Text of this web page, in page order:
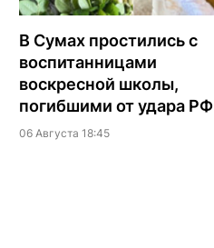
В Сумах простились с
воспитанницами
воскресной школы,
погибшими от удара РФ
06 Августа 18:45